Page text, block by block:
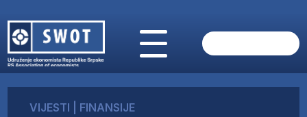
O NAMA
VIJESTI FINANSIJE